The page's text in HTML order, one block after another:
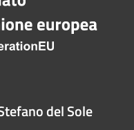
del Sole